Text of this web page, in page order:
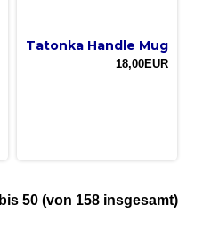
Tatonka Handle Mug
18,00EUR
bis 50 (von 158 insgesamt)